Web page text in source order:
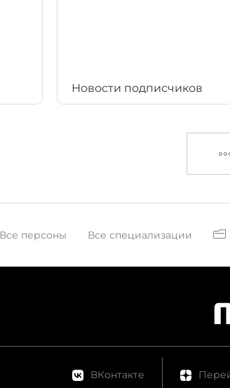
Новости подписчиков
Все персоны Все специализации
ВКонтакте